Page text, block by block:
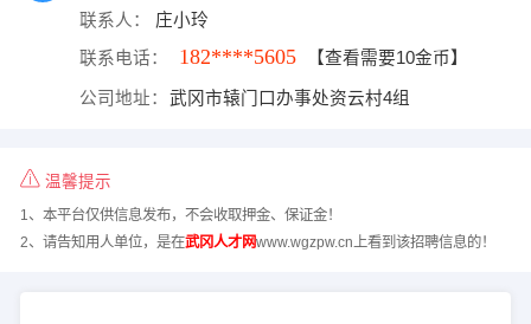
联系人： 庄小玲
联系电话： 182****5605 【查看需要10金币】
公司地址： 武冈市辕门口办事处资云村4组
温馨提示
1、本平台仅供信息发布，不会收取押金、保证金！
2、请告知用人单位，是在武冈人才网www.wgzpw.cn上看到该招聘信息的！